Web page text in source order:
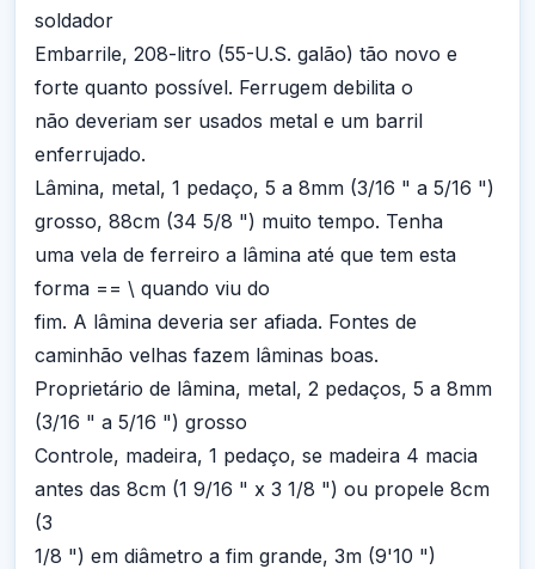
soldador
Embarrile, 208-litro (55-U.S. galão) tão novo e
forte quanto possível. Ferrugem debilita o
não deveriam ser usados metal e um barril
enferrujado.
Lâmina, metal, 1 pedaço, 5 a 8mm (3/16 " a 5/16 ")
grosso, 88cm (34 5/8 ") muito tempo. Tenha
uma vela de ferreiro a lâmina até que tem esta
forma == \ quando viu do
fim. A lâmina deveria ser afiada. Fontes de
caminhão velhas fazem lâminas boas.
Proprietário de lâmina, metal, 2 pedaços, 5 a 8mm
(3/16 " a 5/16 ") grosso
Controle, madeira, 1 pedaço, se madeira 4 macia
antes das 8cm (1 9/16 " x 3 1/8 ") ou propele 8cm
(3
1/8 ") em diâmetro a fim grande, 3m (9'10 ")